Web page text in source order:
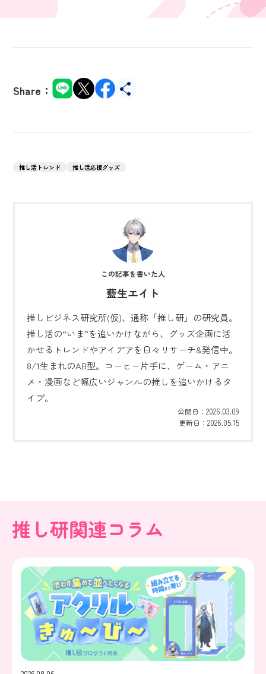
Share：
推し活トレンド 推し活応援グッズ
藍生エイト
推しビジネス研究所(仮)、通称「推し研」の研究員。
推し活の“いま”を追いかけながら、グッズ企画に活
かせるトレンドやアイデアを日々リサーチ&発信中。
8/1生まれのAB型。コーヒー片手に、ゲーム・アニ
メ・漫画など幅広いジャンルの推しを追いかけるタ
イプ。
公開日： 2026.03.09
更新日： 2026.05.15
推し研関連コラム